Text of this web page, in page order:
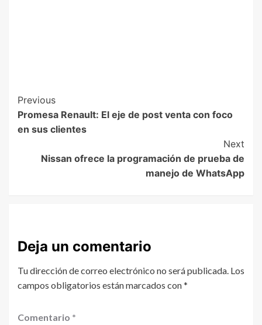
Previous
Promesa Renault: El eje de post venta con foco
en sus clientes
Next
Nissan ofrece la programación de prueba de
manejo de WhatsApp
Deja un comentario
Tu dirección de correo electrónico no será publicada. Los
campos obligatorios están marcados con*
Comentario *